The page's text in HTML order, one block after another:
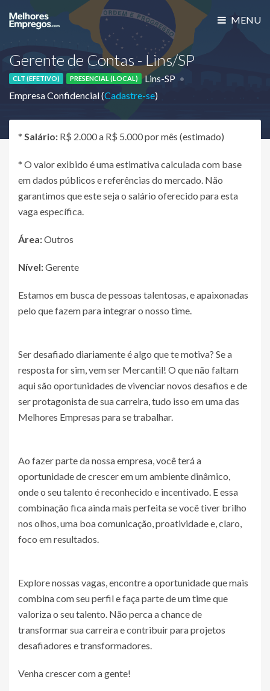
MENU
Gerente de Contas - Lins/SP
CLT (EFETIVO) PRESENCIAL (LOCAL)
Lins-SP
Empresa Confidencial (Cadastre-se)
* Salário: R$ 2.000 a R$ 5.000 por mês (estimado)
* O valor exibido é uma estimativa calculada com base
em dados públicos e referências do mercado. Não
garantimos que este seja o salário oferecido para esta
vaga específica.
Área:Outros
Nível:Gerente
Estamos em busca de pessoas talentosas, e apaixonadas
pelo que fazem para integrar o nosso time.
Ser desafiado diariamente é algo que te motiva? Se a
resposta for sim, vem ser Mercantil! O que não faltam
aqui são oportunidades de vivenciar novos desafios e de
ser protagonista de sua carreira, tudo isso em uma das
Melhores Empresas para se trabalhar.
Ao fazer parte da nossa empresa, você terá a
oportunidade de crescer em um ambiente dinâmico,
onde o seu talento é reconhecido e incentivado. E essa
combinação fica ainda mais perfeita se você tiver brilho
nos olhos, uma boa comunicação, proatividade e, claro,
foco em resultados.
Explore nossas vagas, encontre a oportunidade que mais
combina com seu perfil e faça parte de um time que
valoriza o seu talento. Não perca a chance de
transformar sua carreira e contribuir para projetos
desafiadores e transformadores.
Venha crescer com a gente!